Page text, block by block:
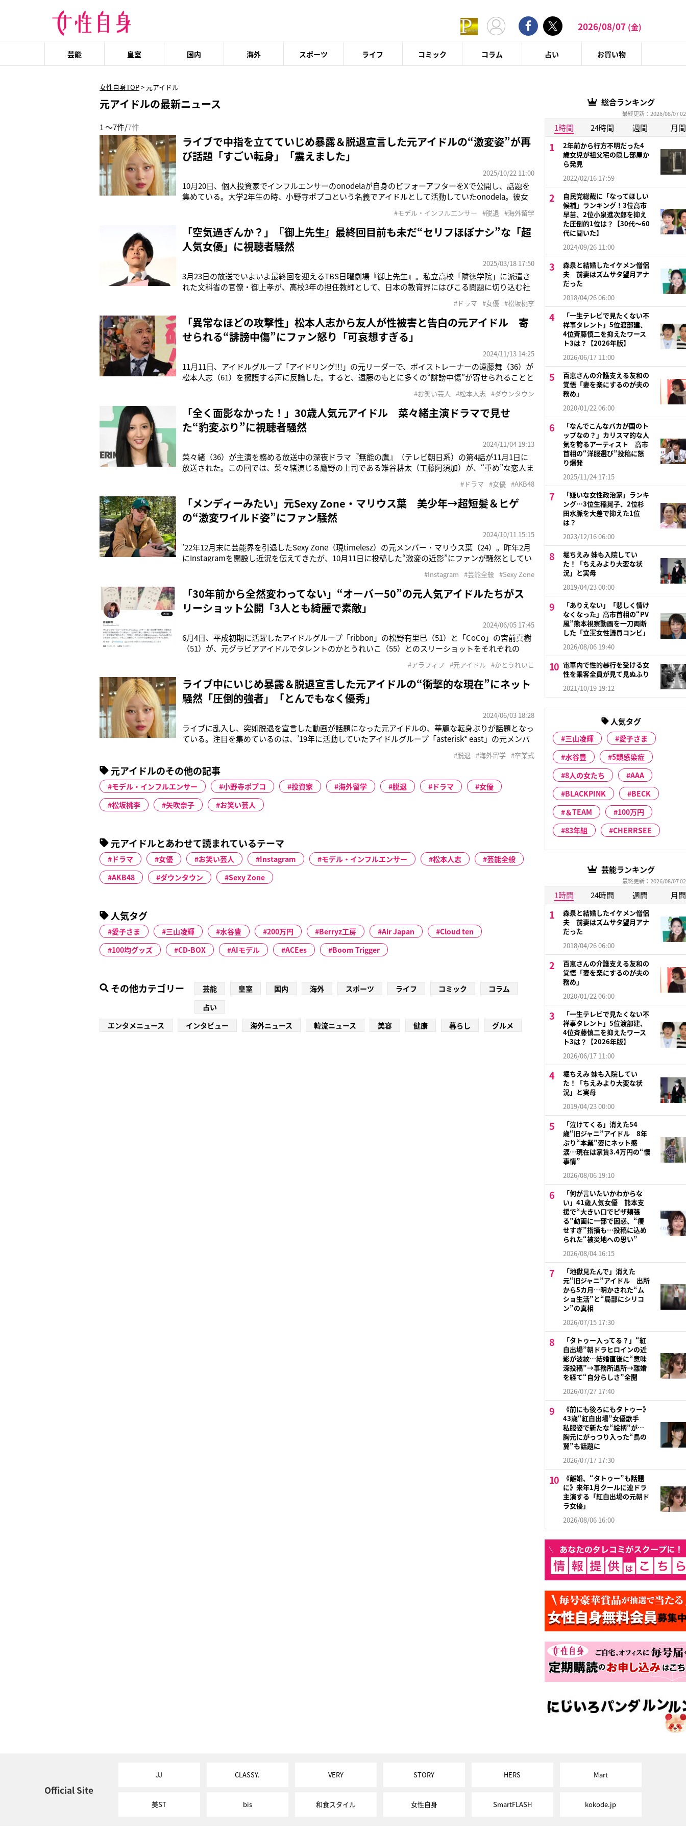
2026/08/07 (金)
芸能 皇室 国内 海外 スポーツ ライフ コミック コラム 占い お買い物
女性自身TOP>元アイドル
元アイドルの最新ニュース
1 ～7件/7件
ライブで中指を立てていじめ暴露＆脱退宣言した元アイドルの“激変姿”が再
び話題「すごい転身」「震えました」
2025/10/22 11:00
10月20日、個人投資家でインフルエンサーのonodelaが自身のビフォーアフターをXで公開し、話題を
集めている。大学2年生の時、小野寺ポプコという名義でアイドルとして活動していたonodela。彼女
どにもかかわらず、onodelaはこの日のステージでは“欠席”とされていた。しかし、彼女はステージ
#モデル・インフルエンサー #脱退 #海外留学
「空気過ぎんか？」『御上先生』最終回目前も未だ“セリフほぼナシ”な「超
人気女優」に視聴者騒然
2025/03/18 17:50
3月23日の放送でいよいよ最終回を迎えるTBS日曜劇場『御上先生』。私立高校「隣徳学院」に派遣さ
れた文科省の官僚・御上孝が、高校3年の担任教師として、日本の教育界にはびこる問題に切り込む社
品が支持される理由の一つに、豪華な出演陣の顔ぶれがあるだろう。主人公・御上を俳優の松坂桃李
（36）が演じ、そのほかにも
#ドラマ #女優 #松坂桃李
「異常なほどの攻撃性」松本人志から友人が性被害と告白の元アイドル 寄
せられる“誹謗中傷”にファン怒り「可哀想すぎる」
2024/11/13 14:25
11月11日、アイドルグループ「アイドリング!!!」の元リーダーで、ボイストレーナーの遠藤舞（36）が
松本人志（61）を擁護する声に反論した。すると、遠藤のもとに多くの“誹謗中傷”が寄せられることと
人種だが昔例の会に誘われた事があり、もし断ってなかったら私も例の人に献上されてたという事》と
投稿していた遠藤。1
#お笑い芸人 #松本人志 #ダウンタウン
「全く面影なかった！」30歳人気元アイドル 菜々緒主演ドラマで見せ
た“豹変ぶり”に視聴者騒然
2024/11/04 19:13
菜々緒（36）が主演を務める放送中の深夜ドラマ『無能の鷹』（テレビ朝日系）の第4話が11月1日に
放送された。この回では、菜々緒演じる鷹野の上司である雉谷耕太（工藤阿須加）が、“重め”な恋人ま
声が寄せられている。その女優とは、10年にAKB48研究生として加入し、13年からの兼任を経て
NMB48のメンバーと
#ドラマ #女優 #AKB48
「メンディーみたい」元Sexy Zone・マリウス葉 美少年→超短髪＆ヒゲ
の“激変ワイルド姿”にファン騒然
2024/10/11 15:15
’22年12月末に芸能界を引退したSexy Zone（現timelesz）の元メンバー・マリウス葉（24）。昨年2月
にInstagramを開設し近況を伝えてきたが、10月11日に投稿した“激変の近影”にファンが騒然としてい
#Instagram #芸能全般 #Sexy Zone
「30年前から全然変わってない」“オーバー50”の元人気アイドルたちがス
リーショット公開「3人とも綺麗で素敵」
2024/06/05 17:45
6月4日、平成初期に活躍したアイドルグループ「ribbon」の松野有里巳（51）と「CoCo」の宮前真樹
（51）が、元グラビアアイドルでタレントのかとうれいこ（55）とのスリーショットをそれぞれの
（53）からなる3人組で、’89年12月に『リトル☆デイト』でCDデビュー。いっぽうのCoCoは宮前、大
野
#アラフィフ #元アイドル #かとうれいこ
ライブ中にいじめ暴露＆脱退宣言した元アイドルの“衝撃的な現在”にネット
騒然「圧倒的強者」「とんでもなく優秀」
2024/06/03 18:28
ライブに乱入し、突如脱退を宣言した動画が話題になった元アイドルの、華麗な転身ぶりが話題となっ
ている。注目を集めているのは、’19年に活動していたアイドルグループ「asterisk* east」の元メンバ
のグループ辞めます」と宣言した’19年7月の動画だ。結成して一週間ほどにもかかわらず、この日のス
テージでは”
#脱退 #海外留学 #卒業式
元アイドルのその他の記事
モデル・インフルエンサー 小野寺ポプコ 投資家 海外留学 脱退 ドラマ
女優
松坂桃李
矢吹奈子 お笑い芸人
元アイドルとあわせて読まれているテーマ
ドラマ 女優 お笑い芸人 Instagram モデル・インフルエンサー 松本人志
芸能全般
AKB48
ダウンタウン Sexy Zone
人気タグ
愛子さま 三山凌輝 水谷豊 200万円 Berryz工房 Air Japan
Cloud ten
100均グッズ
CD-BOX AIモデル ACEes Boom Trigger
その他カテゴリー 芸能 皇室 国内 海外 スポーツ ライフ コミック
コラム
占い
エンタメニュース
インタビュー 海外ニュース 韓流ニュース 美容 健康 暮らし グルメ
総合ランキング
最終更新：2026/08/07
1時間 24時間 週間 月間
2年前から行方不明だった4
歳女児が祖父宅の隠し部屋か
ら発見
2022/02/16 17:59
自民党総裁に「なってほしい
候補」ランキング！3位高市
早苗、2位小泉進次郎を抑え
た圧倒的1位は？【30代〜60
代に聞いた】
2024/09/26 11:00
森泉と結婚したイケメン僧侶
夫 前妻はズムサタ望月アナ
だった
2018/04/26 06:00
「一生テレビで見たくない不
祥事タレント」5位渡部建、
4位斉藤慎二を抑えたワース
ト3は？【2026年版】
2026/06/17 11:00
百恵さんの介護支える友和の
覚悟「妻を楽にするのが夫の
務め」
2020/01/22 06:00
「なんでこんなバカが国のト
ップなの？」カリスマ的な人
気を誇るアーティスト 高市
首相の“洋服選び”投稿に怒
り爆発
2025/11/24 17:15
「嫌いな女性政治家」ランキ
ング…3位生稲晃子、2位杉
田水脈を大差で抑えた1位
は？
2023/12/16 06:00
堀ちえみ 妹も入院してい
た！「ちえみより大変な状
況」と実母
2019/04/23 00:00
「ありえない」「悲しく情け
なくなった」高市首相の“PV
風”熊本視察動画を一刀両断
した「立憲女性議員コンビ」
2026/08/06 19:40
電車内で性的暴行を受ける女
性を乗客全員が見て見ぬふり
2021/10/19 19:12
人気タグ
三山凌輝
愛子さま
水谷豊
5類感染症
8人の女たち
AAA
BLACKPINK
BECK
＆TEAM
100万円
83年組
CHERRSEE
芸能ランキング
最終更新：2026/08/07
1時間 24時間 週間 月間
森泉と結婚したイケメン僧侶
夫 前妻はズムサタ望月アナ
だった
2018/04/26 06:00
百恵さんの介護支える友和の
覚悟「妻を楽にするのが夫の
務め」
2020/01/22 06:00
「一生テレビで見たくない不
祥事タレント」5位渡部建、
4位斉藤慎二を抑えたワース
ト3は？【2026年版】
2026/06/17 11:00
堀ちえみ 妹も入院してい
た！「ちえみより大変な状
況」と実母
2019/04/23 00:00
「泣けてくる」消えた54
歳“旧ジャニ”アイドル 8年
ぶり“本業”姿にネット感
涙…現在は家賃3.4万円の“懐
事情”
2026/08/06 19:10
「何が言いたいかわからな
い」41歳人気女優 熊本支
援で“大きい口でピザ頬張
る”動画に一部で困惑、“痩
せすぎ”指摘も…投稿に込め
られた“被災地への思い”
2026/08/04 16:15
「地獄見たんで」消えた
元“旧ジャニ”アイドル 出所
から5カ月…明かされた“ム
ショ生活”と“局部にシリコ
ン”の真相
2026/07/15 17:30
「タトゥー入ってる？」“紅
白出場”朝ドラヒロインの近
影が波紋…結婚直後に“意味
深投稿”→事務所退所→離婚
を経て“自分らしさ”全開
2026/07/27 17:40
《前にも後ろにもタトゥー》
43歳“紅白出場”女優歌手
私服姿で新たな“絵柄”が…
胸元にがっつり入った“鳥の
翼”も話題に
2026/07/17 17:30
《離婚、“タトゥー”も話題
に》来年1月クールに連ドラ
主演する「紅白出場の元朝ド
ラ女優」
2026/08/06 16:00
Official Site
JJ CLASSY. VERY STORY HERS Mart
美ST bis 和食スタイル 女性自身 SmartFLASH kokode.jp